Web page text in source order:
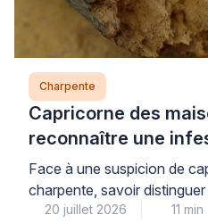
Charpente
Capricorne des
reconnaître une
arnaques
Face à une suspicion de
charpente, savoir distinguer
d’infestation des
20 juillet 2026 11 min